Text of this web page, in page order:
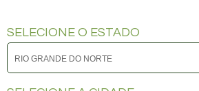
SELECIONE O ESTADO